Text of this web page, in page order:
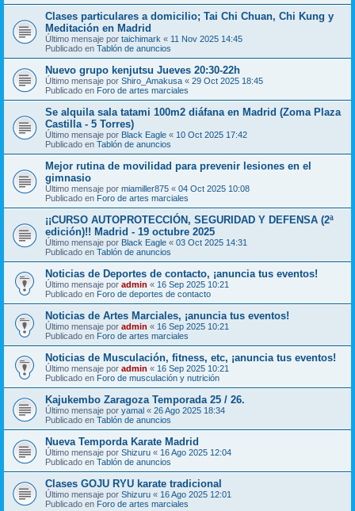
Clases particulares a domicilio; Tai Chi Chuan, Chi Kung y
Meditación en Madrid
Último mensaje por taichimark « 11 Nov 2025 14:45
Publicado en Tablón de anuncios
Nuevo grupo kenjutsu Jueves 20:30-22h
Último mensaje por Shiro_Amakusa « 29 Oct 2025 18:45
Publicado en Foro de artes marciales
Se alquila sala tatami 100m2 diáfana en Madrid (Zoma Plaza
Castilla - 5 Torres)
Último mensaje por Black Eagle « 10 Oct 2025 17:42
Publicado en Tablón de anuncios
Mejor rutina de movilidad para prevenir lesiones en el
gimnasio
Último mensaje por miamiller875 « 04 Oct 2025 10:08
Publicado en Foro de artes marciales
¡¡CURSO AUTOPROTECCIÓN, SEGURIDAD Y DEFENSA (2ª
edición)!! Madrid - 19 octubre 2025
Último mensaje por Black Eagle « 03 Oct 2025 14:31
Publicado en Tablón de anuncios
Noticias de Deportes de contacto, ¡anuncia tus eventos!
Último mensaje por admin « 16 Sep 2025 10:21
Publicado en Foro de deportes de contacto
Noticias de Artes Marciales, ¡anuncia tus eventos!
Último mensaje por admin « 16 Sep 2025 10:21
Publicado en Foro de artes marciales
Noticias de Musculación, fitness, etc, ¡anuncia tus eventos!
Último mensaje por admin « 16 Sep 2025 10:21
Publicado en Foro de musculación y nutrición
Kajukembo Zaragoza Temporada 25 / 26.
Último mensaje por yamal « 26 Ago 2025 18:34
Publicado en Tablón de anuncios
Nueva Temporda Karate Madrid
Último mensaje por Shizuru « 16 Ago 2025 12:04
Publicado en Tablón de anuncios
Clases GOJU RYU karate tradicional
Último mensaje por Shizuru « 16 Ago 2025 12:01
Publicado en Foro de artes marciales